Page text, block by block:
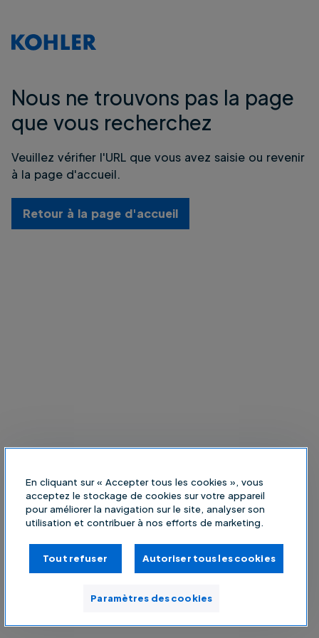
Nous ne trouvons pas la page
que vous recherchez
Veuillez vérifier l'URL que vous avez saisie ou revenir
à la page d'accueil.
Retour à la page d'accueil
En cliquant sur « Accepter tous les cookies », vous
acceptez le stockage de cookies sur votre appareil
pour améliorer la navigation sur le site, analyser son
utilisation et contribuer à nos efforts de marketing.
Tout refuser Autoriser tous les cookies
Paramètres des cookies